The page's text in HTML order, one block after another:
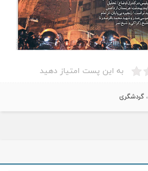
به این پست امتیاز دهید
،گردشگری